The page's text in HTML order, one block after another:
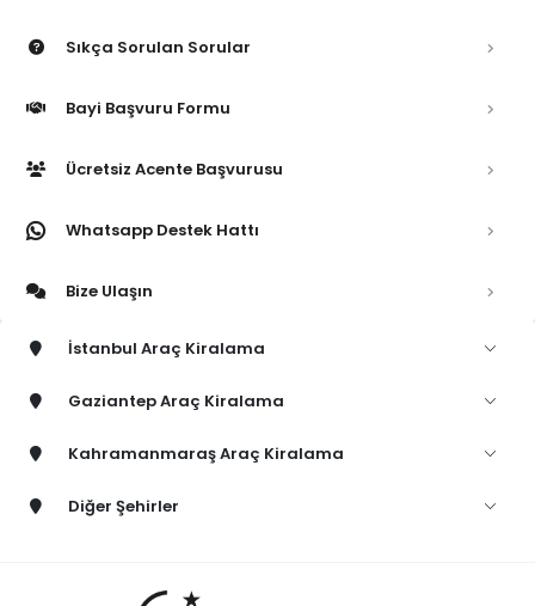
Sıkça Sorulan Sorular
Bayi Başvuru Formu
Ücretsiz Acente Başvurusu
Whatsapp Destek Hattı
Bize Ulaşın
İstanbul Araç Kiralama
Gaziantep Araç Kiralama
Kahramanmaraş Araç Kiralama
Diğer Şehirler